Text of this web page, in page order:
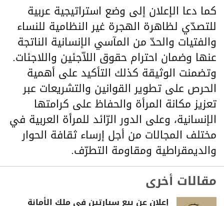
كما دعا الإعلان إلى وضع استراتيجية عربية
للتصدّي لظاهرة الهجرة غير النظامية للنساء
والفتيات والحدّ من المآسي الإنسانية الناتجة
عنها وضمان احترام حقوق اللاّجئين واللاجئات.
وتضمنت الوثيقة كذلك التأكيد على أهمية
الحرص على تطوير القوانين والتشريعات عبر
تعزيز مكانة المرأة والحفاظ على كرامتها
الإنسانية، وعلى الدور الرّائد للمرأة العربية في
مختلف المجالات من أجل إرساء ثقافة الحوار
والديمقراطية ومقاومة التطرّف.
مقالات أخرى
إعلان عن بيع سيارتين في ملك الأمانة